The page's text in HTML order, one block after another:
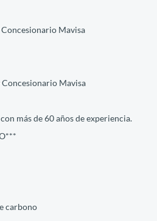
Mavisa
Mavisa
más de 60 años de experiencia.
carbono